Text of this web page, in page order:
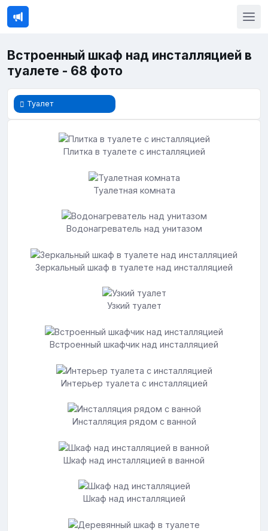
Встроенный шкаф над инсталляцией в
туалете - 68 фото
Туалет
Плитка в туалете с инсталляцией
Туалетная комната
Водонагреватель над унитазом
Зеркальный шкаф в туалете над инсталляцией
Узкий туалет
Встроенный шкафчик над инсталляцией
Интерьер туалета с инсталляцией
Инсталляция рядом с ванной
Шкаф над инсталляцией в ванной
Шкаф над инсталляцией